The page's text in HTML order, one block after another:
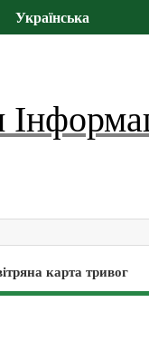
Українська
карта тривог